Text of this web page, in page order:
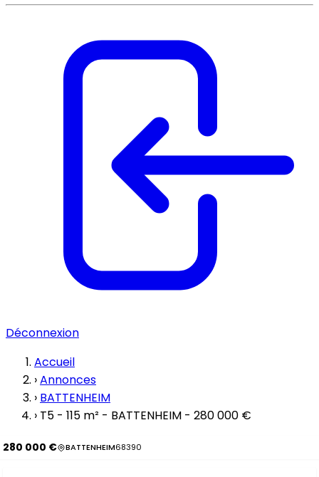
Déconnexion
Accueil
›Annonces
› BATTENHEIM
› T5 - 115 m² - BATTENHEIM - 280 000 €
280 000 € BATTENHEIM68390